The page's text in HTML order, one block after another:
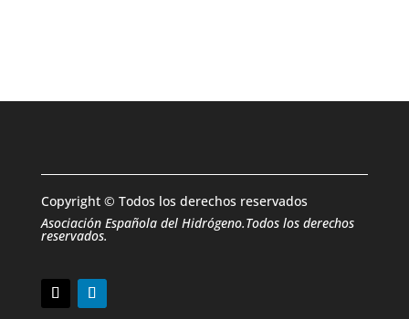
Copyright © Todos los derechos reservados
Asociación Española del Hidrógeno.Todos los derechos
reservados.